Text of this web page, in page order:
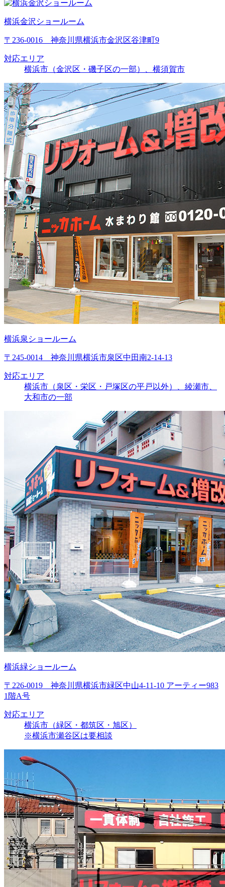
横浜金沢ショールーム
〒236-0016 神奈川県横浜市金沢区谷津町9
対応エリア
横浜市（金沢区・磯子区の一部）、横須賀市
横浜泉ショールーム
〒245-0014 神奈川県横浜市泉区中田南2-14-13
対応エリア
横浜市（泉区・栄区・戸塚区の平戸以外）、綾瀬市、
大和市の一部
横浜緑ショールーム
〒226-0019 神奈川県横浜市緑区中山4-11-10 アーティー983
1階A号
対応エリア
横浜市（緑区・都筑区・旭区）
※横浜市瀬谷区は要相談